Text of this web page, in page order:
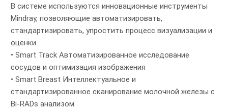
В системе используются инновационные инструменты
Mindray, позволяющие автоматизировать,
стандартизировать, упростить процесс визуализации и
оценки.
• Smart Track Автоматизированное исследование
сосудов и оптимизация изображения
• Smart Breast Интеллектуальное и
стандартизированное сканирование молочной железы с
Bi-RADs анализом